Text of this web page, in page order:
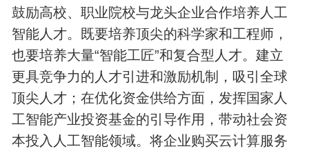
鼓励高校、职业院校与龙头企业合作培养人工
智能人才。既要培养顶尖的科学家和工程师，
也要培养大量“智能工匠”和复合型人才。建立
更具竞争力的人才引进和激励机制，吸引全球
顶尖人才；在优化资金供给方面，发挥国家人
工智能产业投资基金的引导作用，带动社会资
本投入人工智能领域。将企业购买云计算服务